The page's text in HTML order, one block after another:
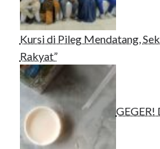
Kursi di Pileg Mendatang,
Rakyat”
GEGER!